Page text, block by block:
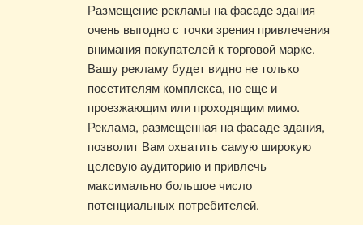
Размещение рекламы на фасаде здания
очень выгодно с точки зрения привлечения
внимания покупателей к торговой марке.
Вашу рекламу будет видно не только
посетителям комплекса, но еще и
проезжающим или проходящим мимо.
Реклама, размещенная на фасаде здания,
позволит Вам охватить самую широкую
целевую аудиторию и привлечь
максимально большое число
потенциальных потребителей.